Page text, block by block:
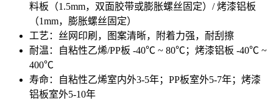
料板（1.5mm，双面胶带或膨胀螺丝固定）/ 烤漆铝板
（1mm，膨胀螺丝固定）
工艺：丝网印刷，图案清晰，附着力强，耐刮擦
耐温：自粘性乙烯/PP板 -40℃ ~ 80℃；烤漆铝板 -40℃ ~
400℃
寿命：自粘性乙烯室内外3-5年；PP板室外5-7年；烤漆
铝板室外5-10年